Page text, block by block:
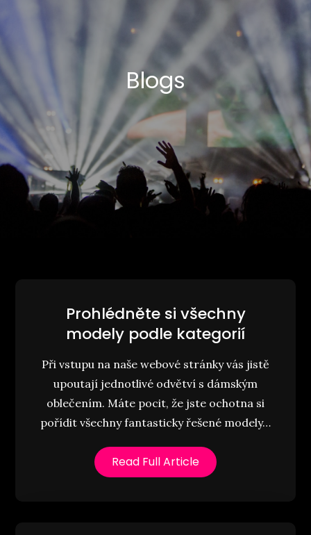
Blogs
Prohlédněte si všechny
modely podle kategorií
Při vstupu na naše webové stránky vás jistě
upoutají jednotlivé odvětví s dámským
oblečením. Máte pocit, že jste ochotna si
pořídit všechny fantasticky řešené modely…
Read Full Article